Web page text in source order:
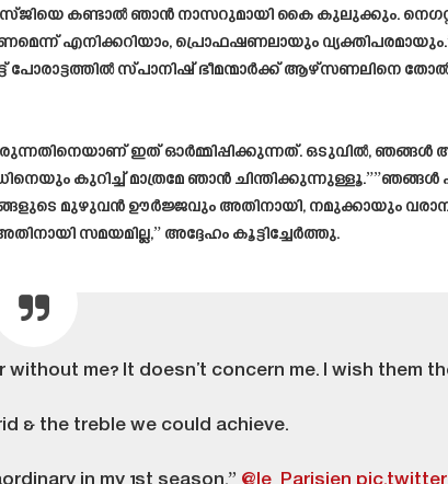
കണ്ടാൽ ഞാൻ നാസറുമായി കൈ കുലുക്കും.
എനിക്കറിയാം, പ്രൊഫഷണലായും
സ്പാനിഷ് ഭീമന്മാർക്ക് ആഴ്‌സണലിനെ
ഇത് ഓർമ്മിപ്പിക്കുന്നത്. ഒടുവിൽ, ഞങ്ങൾ
കുറിച്ച് മാത്രമേ ഞാൻ ചിന്തിക്കുന്നുള്ളൂ.””ഞങ്ങൾ
മുഴുവൻ ഊർജ്ജവും അതിനായി, നമുക്കായും
സമയമില്ല,” അദ്ദേഹം കൂട്ടിച്ചേർത്തു.
me? It doesn’t concern me. I wish them
& the treble we could achieve.